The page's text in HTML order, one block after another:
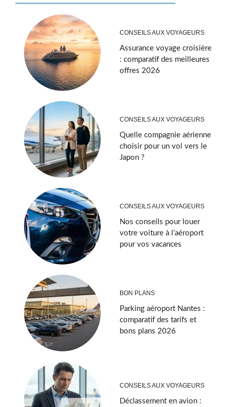
CONSEILS AUX VOYAGEURS
Assurance voyage croisière
: comparatif des meilleures
offres 2026
CONSEILS AUX VOYAGEURS
Quelle compagnie aérienne
choisir pour un vol vers le
Japon ?
CONSEILS AUX VOYAGEURS
Nos conseils pour louer
votre voiture à l’aéroport
pour vos vacances
BON PLANS
Parking aéroport Nantes :
comparatif des tarifs et
bons plans 2026
CONSEILS AUX VOYAGEURS
Déclassement en avion :